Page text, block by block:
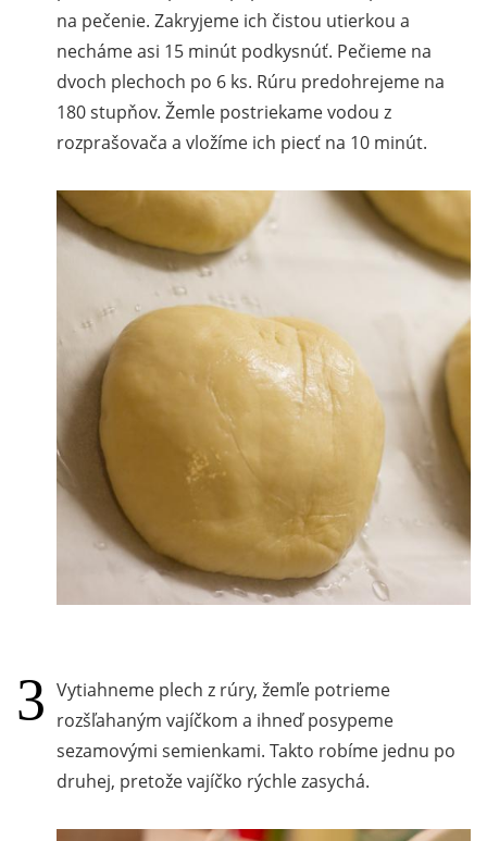
na pečenie. Zakryjeme ich čistou utierkou a
necháme asi 15 minút podkysnúť. Pečieme na
dvoch plechoch po 6 ks. Rúru predohrejeme na
180 stupňov. Žemle postriekame vodou z
rozprašovača a vložíme ich piecť na 10 minút.
Vytiahneme plech z rúry, žemľe potrieme
rozšľahaným vajíčkom a ihneď posypeme
sezamovými semienkami. Takto robíme jednu po
druhej, pretože vajíčko rýchle zasychá.